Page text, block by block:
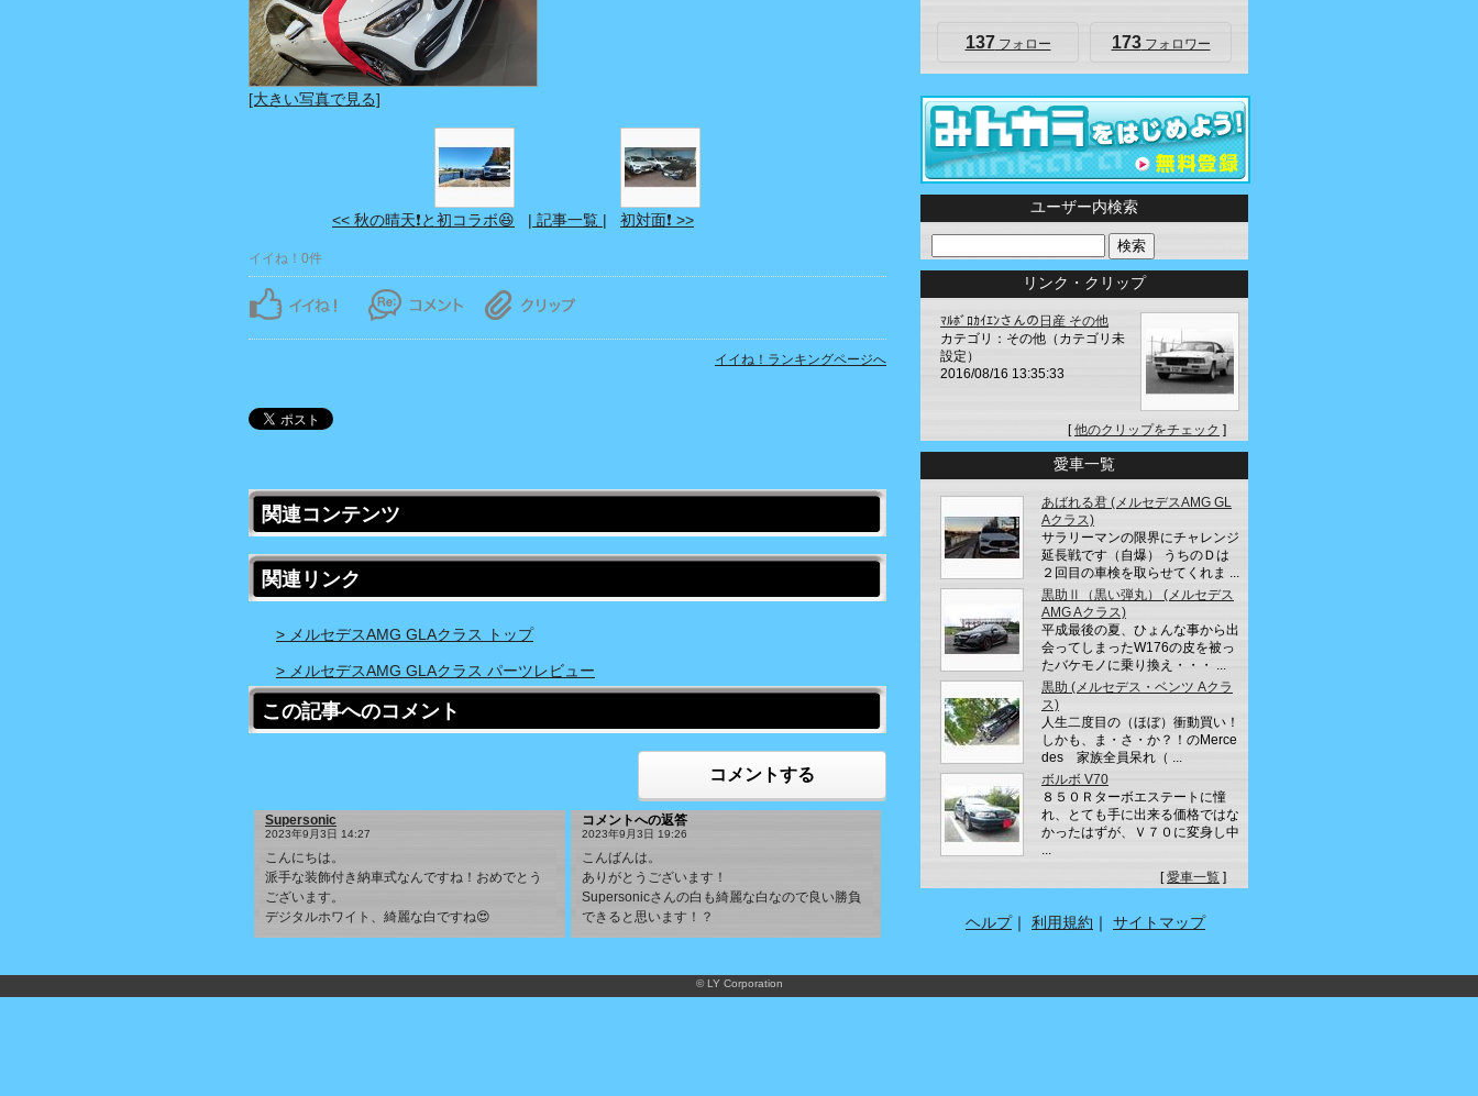
[大きい写真で見る]
<< 秋の晴天❗️と初コラボ😆 | 記事一覧 | 初対面❗️ >>
イイね！0件
イイね！ランキングページへ
関連コンテンツ
関連リンク
> メルセデスAMG GLAクラス トップ
> メルセデスAMG GLAクラス パーツレビュー
この記事へのコメント
コメントする
Supersonic
2023年9月3日 14:27
こんにちは。
派手な装飾付き納車式なんですね！おめでとう
ございます。
デジタルホワイト、綺麗な白ですね😍
コメントへの返答
2023年9月3日 19:26
こんばんは。
ありがとうございます！
Supersonicさんの白も綺麗な白なので良い勝負
できると思います！？
137 フォロー 173フォロワー
ユーザー内検索
リンク・クリップ
ﾏﾙﾎﾞﾛｶｲｴﾝさんの日産 その他
カテゴリ：その他（カテゴリ未
設定）
2016/08/16 13:35:33
[他のクリップをチェック ]
愛車一覧
あばれる君 (メルセデスAMG GL
Aクラス)
サラリーマンの限界にチャレンジ
延長戦です（自爆） うちのＤは
２回目の車検を取らせてくれま ...
黒助Ⅱ（黒い弾丸） (メルセデス
AMG Aクラス)
平成最後の夏、ひょんな事から出
会ってしまったW176の皮を被っ
たバケモノに乗り換え・・・ ...
黒助 (メルセデス・ベンツ Aクラ
ス)
人生二度目の（ほぼ）衝動買い！
しかも、ま・さ・か？！のMerce
des 家族全員呆れ（ ...
ボルボ V70
８５０Ｒターボエステートに憧
れ、とても手に出来る価格ではな
かったはずが、Ｖ７０に変身し中
...
[愛車一覧 ]
ヘルプ｜ 利用規約 ｜ サイトマップ
© LY Corporation